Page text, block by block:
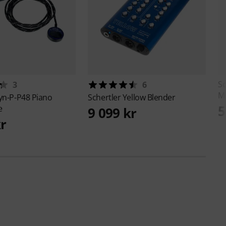
3
P-P48 Piano
6
SchertlerYellow Blender
9 099 kr